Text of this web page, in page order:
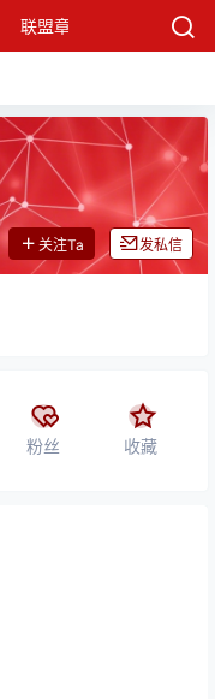
联盟章程 联盟架构
关注Ta 发私信
粉丝 收藏